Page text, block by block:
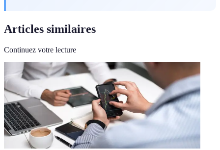
Articles similaires
Continuez votre lecture